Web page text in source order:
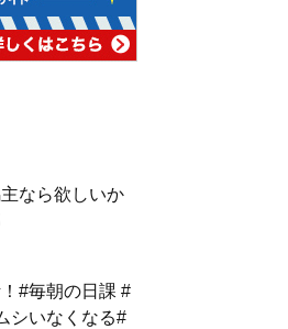
なら欲しいか
#毎朝の日課 #
シいなくなる#